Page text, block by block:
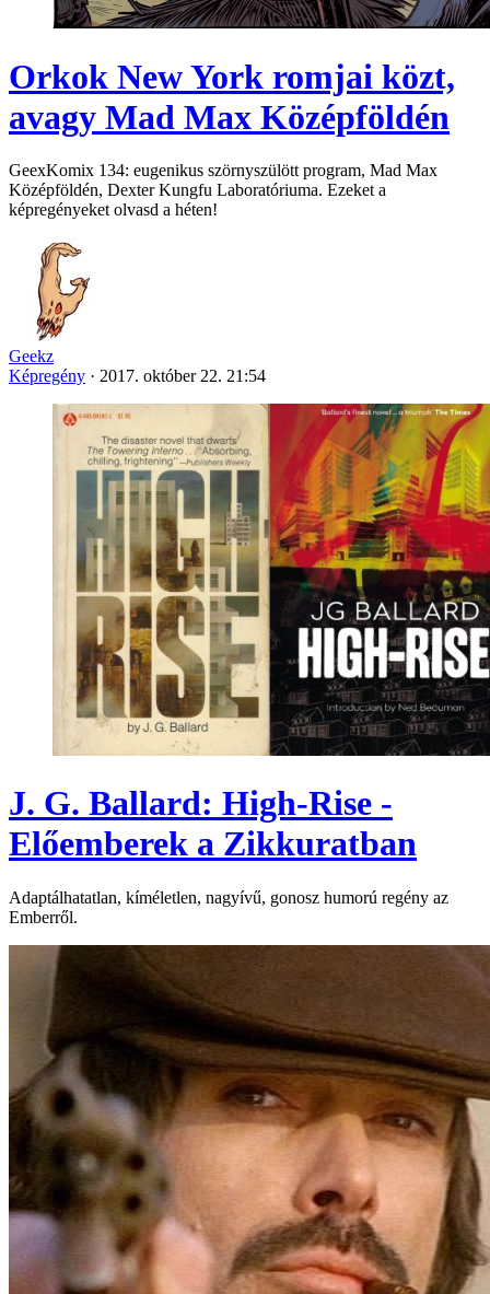
Orkok New York romjai közt,
avagy Mad Max Középföldén
GeexKomix 134: eugenikus szörnyszülött program, Mad Max
Középföldén, Dexter Kungfu Laboratóriuma. Ezeket a
képregényeket olvasd a héten!
Geekz
Képregény · 2017. október 22. 21:54
J. G. Ballard: High-Rise -
Előemberek a Zikkuratban
Adaptálhatatlan, kíméletlen, nagyívű, gonosz humorú regény az
Emberről.